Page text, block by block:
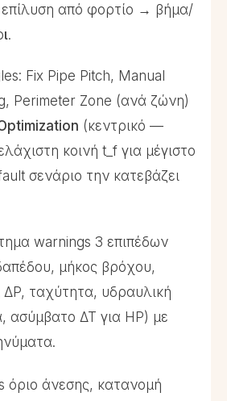
από φορτίο → βήμα/
ι.
Fix Pipe Pitch, Manual
Perimeter Zone (ανά ζώνη)
(κεντρικό —
κοινή t_f για μέγιστο
σενάριο την κατεβάζει
warnings 3 επιπέδων
μήκος βρόχου,
ΔP, ταχύτητα, υδραυλική
ασύμβατο ΔΤ για HP) με
όριο άνεσης, κατανομή